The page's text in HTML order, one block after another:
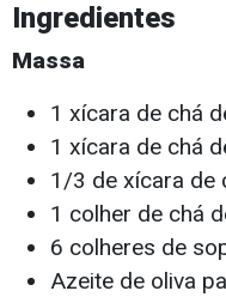
Ingredientes
Massa
1 xícara de chá
1 xícara de chá
1/3 de xícara de
1 colher de chá
6 colheres de
Azeite de oliva